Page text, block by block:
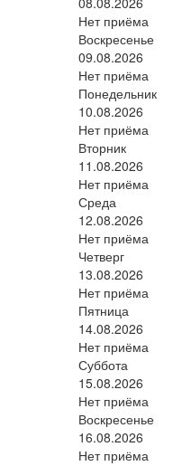
Нет приёма
Воскресенье
09.08.2026
Нет приёма
Понедельник
10.08.2026
Нет приёма
Вторник
11.08.2026
Нет приёма
Среда
12.08.2026
Нет приёма
Четверг
13.08.2026
Нет приёма
Пятница
14.08.2026
Нет приёма
Суббота
15.08.2026
Нет приёма
Воскресенье
16.08.2026
Нет приёма